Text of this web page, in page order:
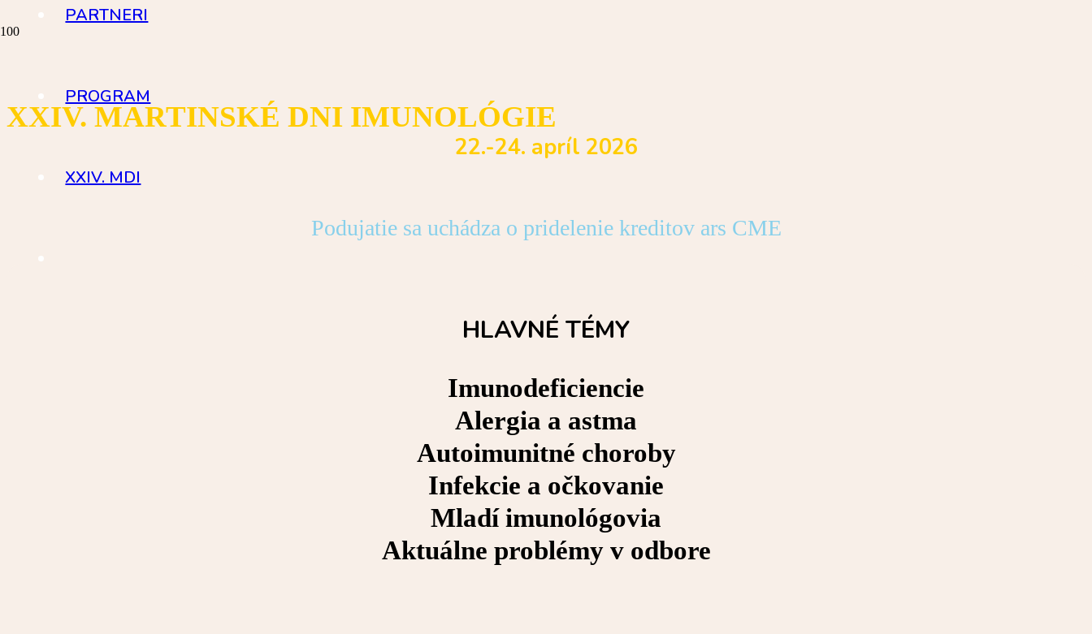
PARTNERI
PROGRAM
XXIV. MDI
XXIV. MARTINSKÉ DNI IMUNOLÓGIE
22.-24. apríl 2026
Podujatie sa uchádza o pridelenie kreditov ars CME
HLAVNÉ TÉMY
Imunodeficiencie
Alergia a astma
Autoimunitné choroby
Infekcie a očkovanie
Mladí imunológovia
Aktuálne problémy v odbore